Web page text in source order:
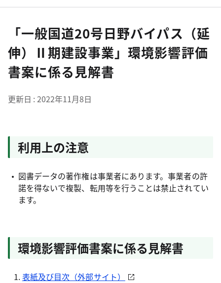
「一般国道20号日野バイパス（延
伸）Ⅱ期建設事業」環境影響評価
書案に係る見解書
更新日 2022年11月8日
利用上の注意
図書データの著作権は事業者にあります。事業者の許
諾を得ないで複製、転用等を行うことは禁止されてい
ます。
環境影響評価書案に係る見解書
表紙及び目次（外部サイト）